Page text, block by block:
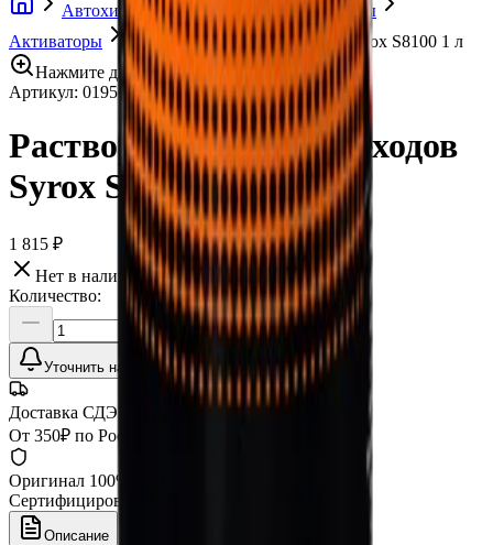
Автохимия
Лакокрасочные материалы
Активаторы
Растворитель для переходов Syrox S8100 1 л
Нажмите для увеличения
Артикул: 019567•Бренд: Syrox
Растворитель для переходов
Syrox S8100 1 л
1 815 ₽
Нет в наличии
Количество:
Уточнить наличие
Доставка СДЭК
От 350₽ по России
Оригинал 100%
Сертифицированный товар
Описание